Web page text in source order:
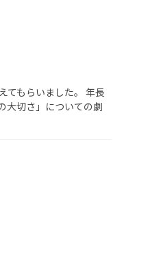
もらいました。 年長
大切さ」についての劇